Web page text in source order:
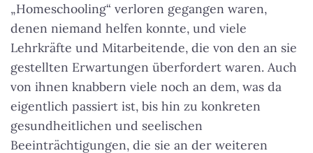
„Homeschooling“ verloren gegangen waren,
denen niemand helfen konnte, und viele
Lehrkräfte und Mitarbeitende, die von den an sie
gestellten Erwartungen überfordert waren. Auch
von ihnen knabbern viele noch an dem, was da
eigentlich passiert ist, bis hin zu konkreten
gesundheitlichen und seelischen
Beeinträchtigungen, die sie an der weiteren